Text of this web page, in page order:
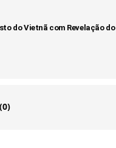
do Vietnã com Revelação do
(0)